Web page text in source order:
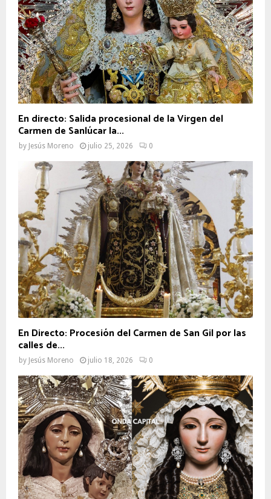
En directo: Salida procesional de la Virgen del
Carmen de Sanlúcar la...
by Jesús Moreno julio 25, 2026 0
En Directo: Procesión del Carmen de San Gil por las
calles de...
by Jesús Moreno julio 18, 2026 0